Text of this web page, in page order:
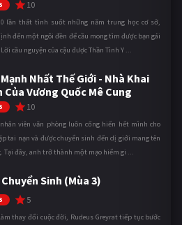
10
lần thất tình suốt những năm trung học cơ sở,
đến một ngôi đền để cầu mong tìm được bạn gái
cầu nguyện của cậu được Thần Tình Y ...
Nhất Thế Giới - Nhà Khai
Của Vương Quốc Mê Cung
10
viên văn phòng luôn cống hiến hết mình cho
tai nạn và được chuyển sinh đến dị giới mang tên
Tại đây, anh trở thành một mạo hiểm gi ...
Sinh (Mùa 3)
5
thay đổi cuộc đời, Rudeus Greyrat tiếp tục bước